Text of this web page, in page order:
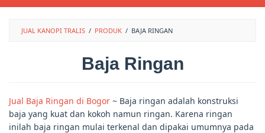
JUAL KANOPI TRALIS / PRODUK / BAJA RINGAN
Baja Ringan
Jual Baja Ringan di Bogor ~ Baja ringan adalah konstruksi
baja yang kuat dan kokoh namun ringan. Karena ringan
inilah baja ringan mulai terkenal dan dipakai umumnya pada